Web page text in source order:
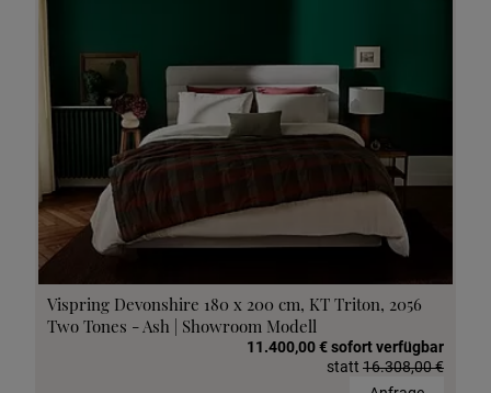
Vispring Devonshire 180 x 200 cm, KT Triton, 2056
Two Tones - Ash | Showroom Modell
11.400,00 € sofort verfügbar
statt 16.308,00 €